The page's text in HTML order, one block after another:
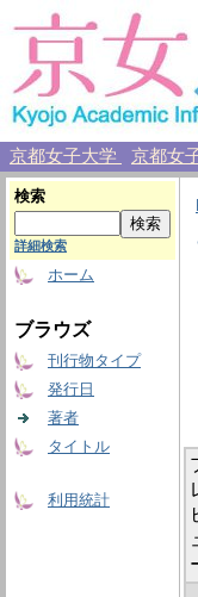
京都女子大学 京都女
検索
詳細検索
ホーム
ブラウズ
刊行物タイプ
発行日
著者
タイトル
利用統計